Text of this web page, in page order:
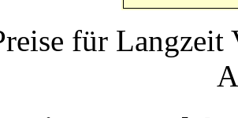
für Langzeit